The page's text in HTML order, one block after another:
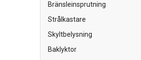
Bränsleinsprutning
Strålkastare
Skyltbelysning
Baklyktor